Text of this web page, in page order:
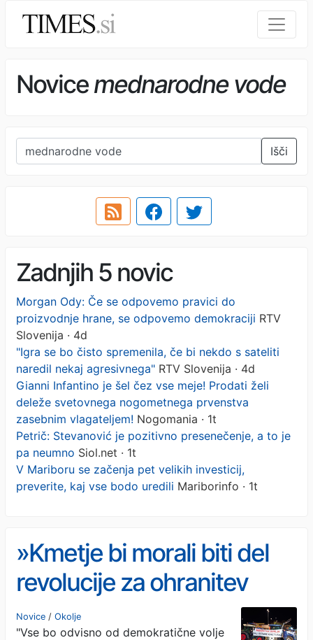
Novicemednarodne vode
Išči
Zadnjih 5 novic
Morgan Ody: Če se odpovemo pravici do
proizvodnje hrane, se odpovemo demokraciji RTV
Slovenija · 4d
"Igra se bo čisto spremenila, če bi nekdo s sateliti
naredil nekaj agresivnega" RTV Slovenija · 4d
Gianni Infantino je šel čez vse meje! Prodati želi
deleže svetovnega nogometnega prvenstva
zasebnim vlagateljem! Nogomania · 1t
Petrič: Stevanović je pozitivno presenečenje, a to je
pa neumno Siol.net · 1t
V Mariboru se začenja pet velikih investicij,
preverite, kaj vse bodo uredili Mariborinfo · 1t
»Kmetje bi morali biti del
revolucije za ohranitev
demokracije«
Novice / Okolje
"Vse bo odvisno od demokratične volje